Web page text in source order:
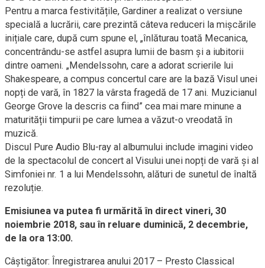
Pentru a marca festivitățile, Gardiner a realizat o versiune
specială a lucrării, care prezintă câteva reduceri la mișcările
inițiale care, după cum spune el, „înlăturau toată Mecanica,
concentrându-se astfel asupra lumii de basm și a iubitorii
dintre oameni. „Mendelssohn, care a adorat scrierile lui
Shakespeare, a compus concertul care are la bază Visul unei
nopți de vară, în 1827 la vârsta fragedă de 17 ani. Muzicianul
George Grove la descris ca fiind” cea mai mare minune a
maturității timpurii pe care lumea a văzut-o vreodată în
muzică.
Discul Pure Audio Blu-ray al albumului include imagini video
de la spectacolul de concert al Visului unei nopți de vară și al
Simfoniei nr. 1 a lui Mendelssohn, alături de sunetul de înaltă
rezoluție.
Emisiunea va putea fi urmărită în direct vineri, 30
noiembrie 2018, sau în reluare duminică, 2 decembrie,
de la ora 13:00.
Câștigător: Înregistrarea anului 2017 – Presto Classical